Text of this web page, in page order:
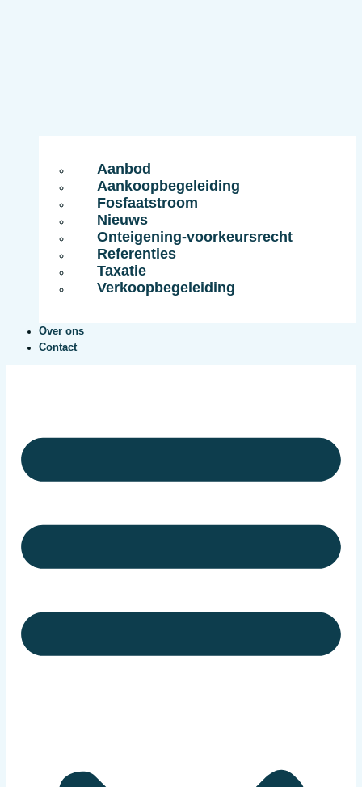
Aanbod
Aankoopbegeleiding
Fosfaatstroom
Nieuws
Onteigening-voorkeursrecht
Referenties
Taxatie
Verkoopbegeleiding
Over ons
Contact